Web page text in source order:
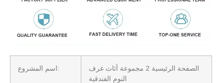
اسم المشروع:
الصفحة الرئيسية 2 مجموعة أثاث غرف
النوم الفندقية